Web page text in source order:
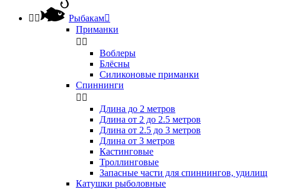
  Рыбакам
Приманки
 
Воблеры
Блёсны
Силиконовые приманки
Спиннинги
 
Длина до 2 метров
Длина от 2 до 2.5 метров
Длина от 2.5 до 3 метров
Длина от 3 метров
Кастинговые
Троллинговые
Запасные части для спиннингов, удилищ
Катушки рыболовные